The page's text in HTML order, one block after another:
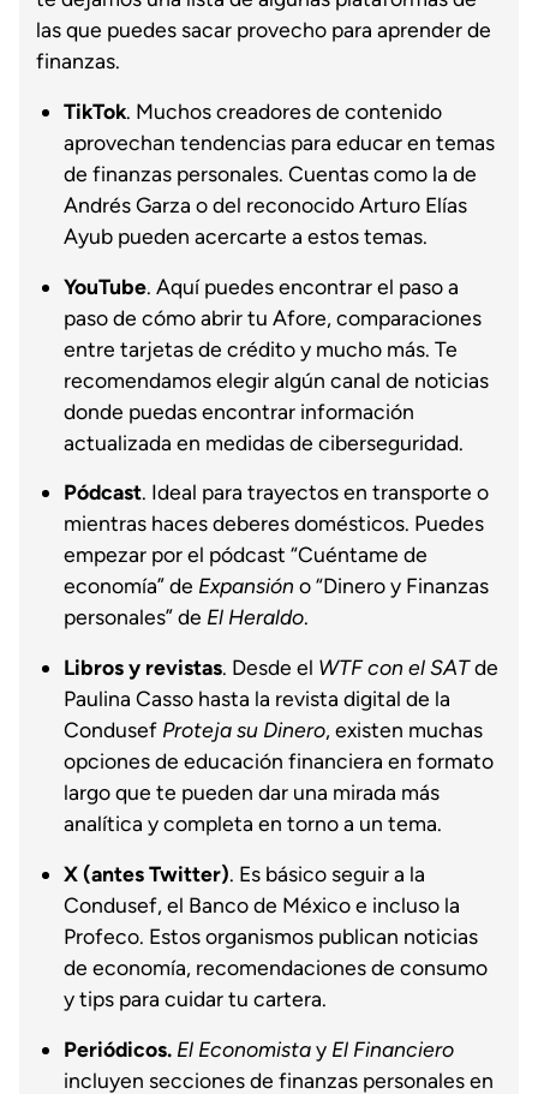
las que puedes sacar provecho para aprender de
finanzas.
TikTok. Muchos creadores de contenido
aprovechan tendencias para educar en temas
de finanzas personales. Cuentas como la de
Andrés Garza o del reconocido Arturo Elías
Ayub pueden acercarte a estos temas.
YouTube. Aquí puedes encontrar el paso a
paso de cómo abrir tu Afore, comparaciones
entre tarjetas de crédito y mucho más. Te
recomendamos elegir algún canal de noticias
donde puedas encontrar información
actualizada en medidas de ciberseguridad.
Pódcast. Ideal para trayectos en transporte o
mientras haces deberes domésticos. Puedes
empezar por el pódcast “Cuéntame de
economía” de Expansión o “Dinero y Finanzas
personales” de El Heraldo.
Libros y revistas. Desde el WTF con el SATde
Paulina Casso hasta la revista digital de la
Condusef Proteja su Dinero, existen muchas
opciones de educación financiera en formato
largo que te pueden dar una mirada más
analítica y completa en torno a un tema.
X (antes Twitter). Es básico seguir a la
Condusef, el Banco de México e incluso la
Profeco. Estos organismos publican noticias
de economía, recomendaciones de consumo
y tips para cuidar tu cartera.
Periódicos. El Economistay El Financiero
incluyen secciones de finanzas personales en